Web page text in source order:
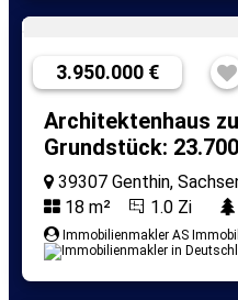
3.950.000 €
Architektenhaus
Grundstück:
39307 Genthin,
18 m²
1.0 Zi
Immobilienmakler AS